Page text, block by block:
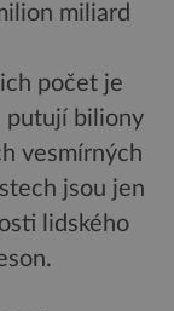
miliard
počet je
putují biliony
vesmírných
jsou jen
lidského